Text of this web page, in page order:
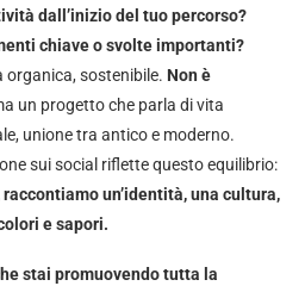
dall’inizio del tuo percorso?
chiave o svolte importanti?
organica, sostenibile. Non è
un progetto che parla di vita
unione tra antico e moderno.
sui social riflette questo equilibrio:
un’identità, una cultura,
e sapori.
stai promuovendo tutta la